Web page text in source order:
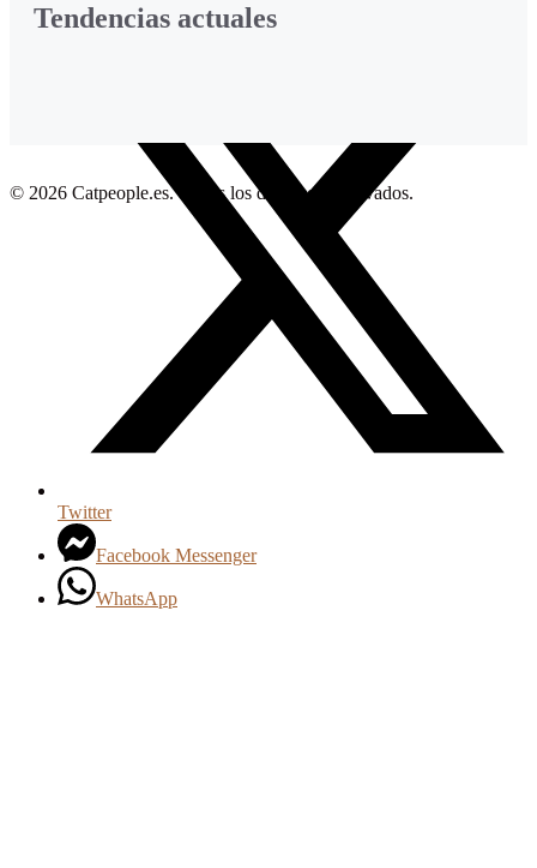
Tendencias actuales
© 2026 Catpeople.es. Todos los derechos reservados.
Facebook
Twitter
Facebook Messenger
WhatsApp